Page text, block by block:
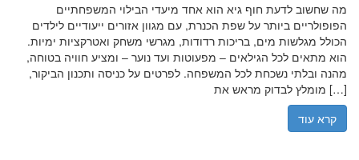
מה שחשוב לדעת חוף גיא הוא אחד מיעדי הבילוי המשפחתיים
הפופולריים ביותר על שפת הכנרת, עם מגוון אזורים ייעודיים לילדים
הכולל מגלשות מים, בריכות רדודות, מגרשי משחק ואטרקציות ימיות.
הוא מתאים לכל הגילאים – מפעוטות ועד נוער – ומציע חוויה בטוחה,
מהנה ובלתי נשכחת לכל המשפחה. לפרטים על כניסה ותכנון הביקור,
מומלץ לבדוק מראש את […]
קרא עוד